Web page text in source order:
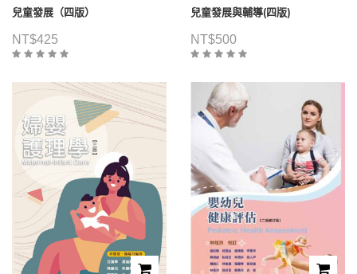
兒童發展（四版）
NT$425
兒童發展與輔導(四版)
NT$500